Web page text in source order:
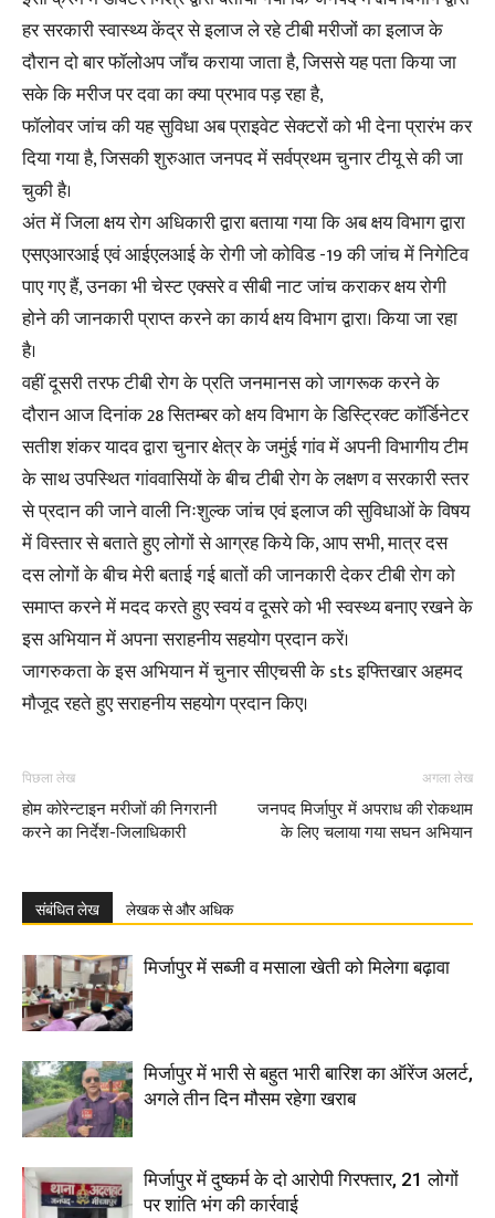
हर सरकारी स्वास्थ्य केंद्र से इलाज ले रहे टीबी मरीजों का इलाज के
दौरान दो बार फॉलोअप जाँच कराया जाता है, जिससे यह पता किया जा
सके कि मरीज पर दवा का क्या प्रभाव पड़ रहा है,
फॉलोवर जांच की यह सुविधा अब प्राइवेट सेक्टरों को भी देना प्रारंभ कर
दिया गया है, जिसकी शुरुआत जनपद में सर्वप्रथम चुनार टीयू से की जा
चुकी है।
अंत में जिला क्षय रोग अधिकारी द्वारा बताया गया कि अब क्षय विभाग द्वारा
एसएआरआई एवं आईएलआई के रोगी जो कोविड -19 की जांच में निगेटिव
पाए गए हैं, उनका भी चेस्ट एक्सरे व सीबी नाट जांच कराकर क्षय रोगी
होने की जानकारी प्राप्त करने का कार्य क्षय विभाग द्वारा। किया जा रहा
है।
वहीं दूसरी तरफ टीबी रोग के प्रति जनमानस को जागरूक करने के
दौरान आज दिनांक 28 सितम्बर को क्षय विभाग के डिस्ट्रिक्ट कॉर्डिनेटर
सतीश शंकर यादव द्वारा चुनार क्षेत्र के जमुंई गांव में अपनी विभागीय टीम
के साथ उपस्थित गांववासियों के बीच टीबी रोग के लक्षण व सरकारी स्तर
से प्रदान की जाने वाली निःशुल्क जांच एवं इलाज की सुविधाओं के विषय
में विस्तार से बताते हुए लोगों से आग्रह किये कि, आप सभी, मात्र दस
दस लोगों के बीच मेरी बताई गई बातों की जानकारी देकर टीबी रोग को
समाप्त करने में मदद करते हुए स्वयं व दूसरे को भी स्वस्थ्य बनाए रखने के
इस अभियान में अपना सराहनीय सहयोग प्रदान करें।
जागरुकता के इस अभियान में चुनार सीएचसी के sts इफ्तिखार अहमद
मौजूद रहते हुए सराहनीय सहयोग प्रदान किए।
पिछला लेख
होम कोरेन्टाइन मरीजों की निगरानी
करने का निर्देश-जिलाधिकारी
अगला लेख
जनपद मिर्जापुर में अपराध की रोकथाम
के लिए चलाया गया सघन अभियान
संबंधित लेख लेखक से और अधिक
मिर्जापुर में सब्जी व मसाला खेती को मिलेगा बढ़ावा
मिर्जापुर में भारी से बहुत भारी बारिश का ऑरेंज अलर्ट,
अगले तीन दिन मौसम रहेगा खराब
मिर्जापुर में दुष्कर्म के दो आरोपी गिरफ्तार, 21 लोगों
पर शांति भंग की कार्रवाई